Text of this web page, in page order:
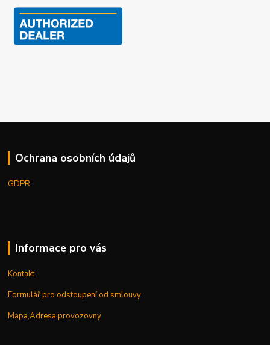
Ochrana osobních údajů
GDPR
Informace pro vás
Kontakt
Formulář pro odstoupení od smlouvy
Mapa,Adresa provozovny